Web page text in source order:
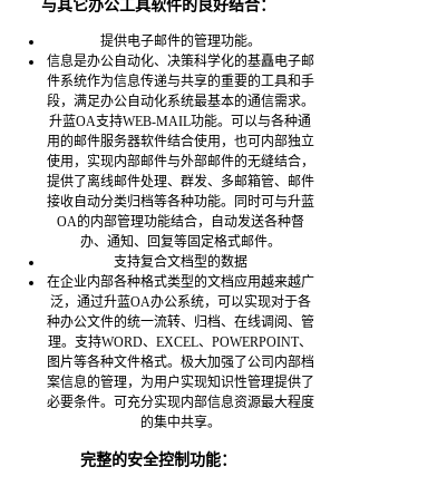
与其它办公工具软件的良好结合：
提供电子邮件的管理功能。
信息是办公自动化、决策科学化的基矗电子邮
件系统作为信息传递与共享的重要的工具和手
段，满足办公自动化系统最基本的通信需求。
升蓝OA支持WEB-MAIL功能。可以与各种通
用的邮件服务器软件结合使用，也可内部独立
使用，实现内部邮件与外部邮件的无缝结合，
提供了离线邮件处理、群发、多邮箱管、邮件
接收自动分类归档等各种功能。同时可与升蓝
OA的内部管理功能结合，自动发送各种督
办、通知、回复等固定格式邮件。
支持复合文档型的数据
在企业内部各种格式类型的文档应用越来越广
泛，通过升蓝OA办公系统，可以实现对于各
种办公文件的统一流转、归档、在线调阅、管
理。支持WORD、EXCEL、POWERPOINT、
图片等各种文件格式。极大加强了公司内部档
案信息的管理，为用户实现知识性管理提供了
必要条件。可充分实现内部信息资源最大程度
的集中共享。
完整的安全控制功能：